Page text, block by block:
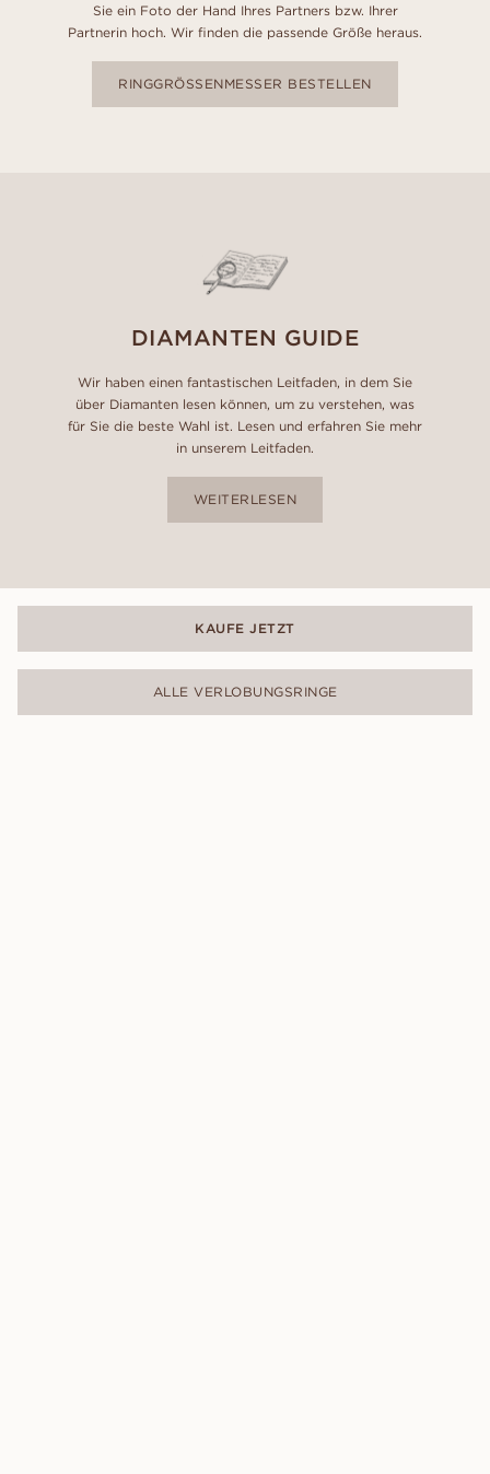
Sie ein Foto der Hand Ihres Partners bzw. Ihrer
Partnerin hoch. Wir finden die passende Größe heraus.
RINGGRÖSSENMESSER BESTELLEN
DIAMANTEN GUIDE
Wir haben einen fantastischen Leitfaden, in dem Sie
über Diamanten lesen können, um zu verstehen, was
für Sie die beste Wahl ist. Lesen und erfahren Sie mehr
in unserem Leitfaden.
WEITERLESEN
KAUFE JETZT
ALLE VERLOBUNGSRINGE